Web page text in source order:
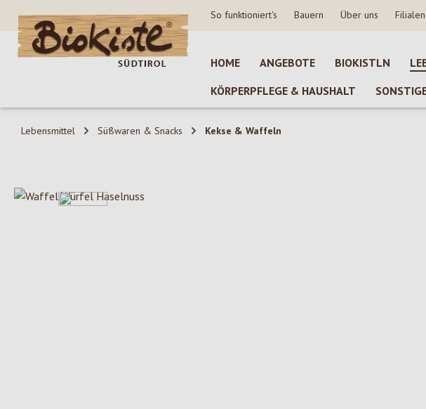
Hauptinhalt springen
Zur Suche springen
Zur Hauptnavigation springen So funktioniert's Bauern Über uns Filialen
HOME ANGEBOTE BIOKISTLN
KÖRPERPFLEGE & HAUSHALT
Lebensmittel Süßwaren & Snacks Kekse & Waffeln
Bildergalerie überspringen